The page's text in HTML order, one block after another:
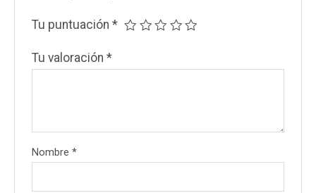
Tu puntuación*
Tu valoración*
Nombre*